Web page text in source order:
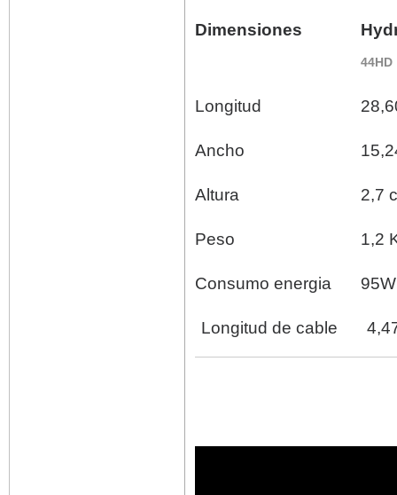
Dimensiones
44HD
Longitud
Ancho
Altura 2,7
Peso 1,2
Consumo energia 95W
Longitud de cable